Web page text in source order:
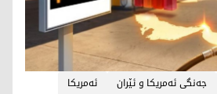
جەنگی ئەمریکا و ئێران ئەمریکا